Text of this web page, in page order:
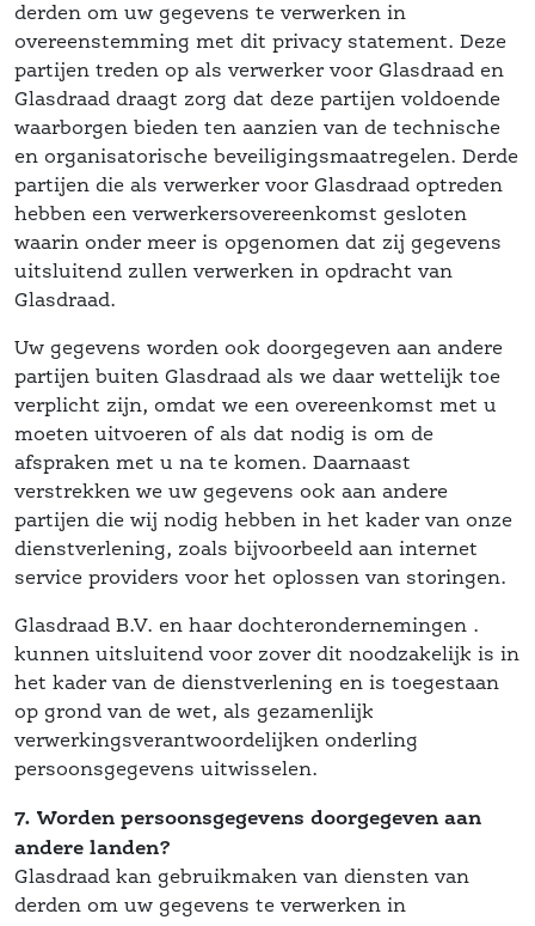
derden om uw gegevens te verwerken in
overeenstemming met dit privacy statement. Deze
partijen treden op als verwerker voor Glasdraad en
Glasdraad draagt zorg dat deze partijen voldoende
waarborgen bieden ten aanzien van de technische
en organisatorische beveiligingsmaatregelen. Derde
partijen die als verwerker voor Glasdraad optreden
hebben een verwerkersovereenkomst gesloten
waarin onder meer is opgenomen dat zij gegevens
uitsluitend zullen verwerken in opdracht van
Glasdraad.
Uw gegevens worden ook doorgegeven aan andere
partijen buiten Glasdraad als we daar wettelijk toe
verplicht zijn, omdat we een overeenkomst met u
moeten uitvoeren of als dat nodig is om de
afspraken met u na te komen. Daarnaast
verstrekken we uw gegevens ook aan andere
partijen die wij nodig hebben in het kader van onze
dienstverlening, zoals bijvoorbeeld aan internet
service providers voor het oplossen van storingen.
Glasdraad B.V. en haar dochterondernemingen .
kunnen uitsluitend voor zover dit noodzakelijk is in
het kader van de dienstverlening en is toegestaan
op grond van de wet, als gezamenlijk
verwerkingsverantwoordelijken onderling
persoonsgegevens uitwisselen.
7. Worden persoonsgegevens doorgegeven aan
andere landen?
Glasdraad kan gebruikmaken van diensten van
derden om uw gegevens te verwerken in